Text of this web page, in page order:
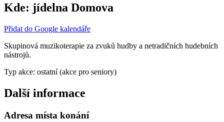
Kde: jídelna Domova
Přidat do Google kalendáře
Skupinová muzikoterapie za zvuků hudby a netradičních hudebních
nástrojů.
Typ akce: ostatní (akce pro seniory)
Další informace
Adresa místa konání